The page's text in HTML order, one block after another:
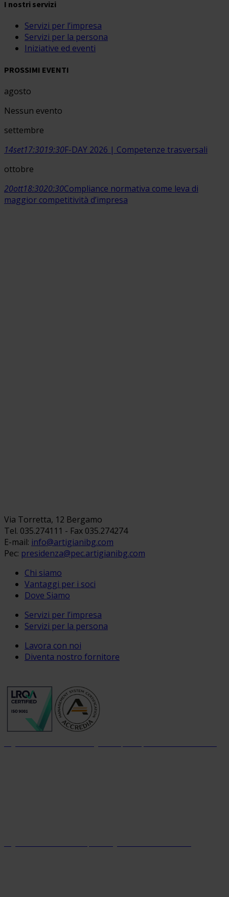
I nostri servizi
Servizi per l’impresa
Servizi per la persona
Iniziative ed eventi
PROSSIMI EVENTI
agosto
Nessun evento
settembre
14set17:3019:30F-DAY 2026 | Competenze trasversali
ottobre
20ott18:3020:30Compliance normativa come leva di
maggior competitività d’impresa
Via Torretta, 12 Bergamo
Tel. 035.274111 - Fax 035.274274
E-mail: info@artigianibg.com
Pec: presidenza@pec.artigianibg.com
Chi siamo
Vantaggi per i soci
Dove Siamo
Servizi per l’impresa
Servizi per la persona
Lavora con noi
Diventa nostro fornitore